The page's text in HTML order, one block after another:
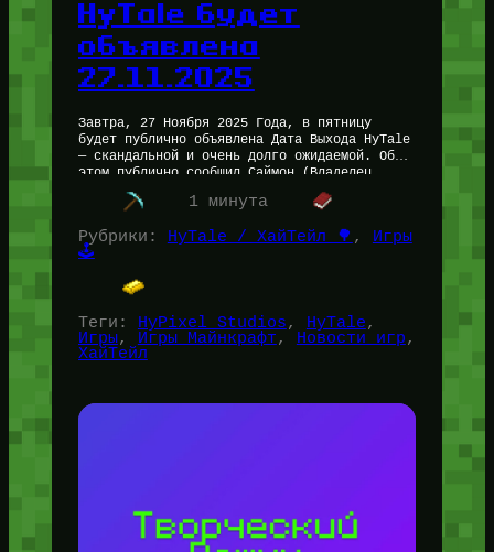
HyTale будет
объявлена
27.11.2025
Завтра, 27 Ноября 2025 Года, в пятницу
будет публично объявлена Дата Выхода HyTale
— скандальной и очень долго ожидаемой. Об
этом публично сообщил Саймон (Владелец
HyPixel Studios) в своём Twitter…
1 минута
Рубрики:
HyTale / ХайТейл 🌳 ,
Игры
🕹️
Теги: HyPixel Studios, HyTale
Игры, Игры Майнкрафт, Новости игр
ХайТейл